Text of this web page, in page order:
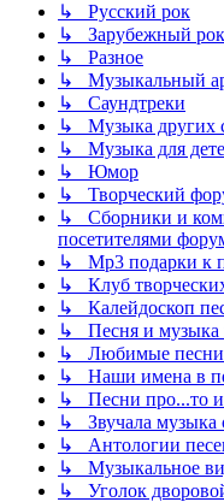
↳ Русский рок
↳ Зарубежный рок
↳ Разное
↳ Музыкальный
↳ Саундтреки
↳ Музыка других
↳ Музыка для
↳ Юмор
↳ Творческий
↳ Сборники и
посетителями
↳ Mp3 подарки к
↳ Клуб
↳ Калейдоскоп
↳ Песня и музыка
↳ Любимые песни
↳ Наши имена в
↳ Песни про...то и
↳ Звучала музыка
↳ Антологии
↳ Музыкальное
↳ Уголок